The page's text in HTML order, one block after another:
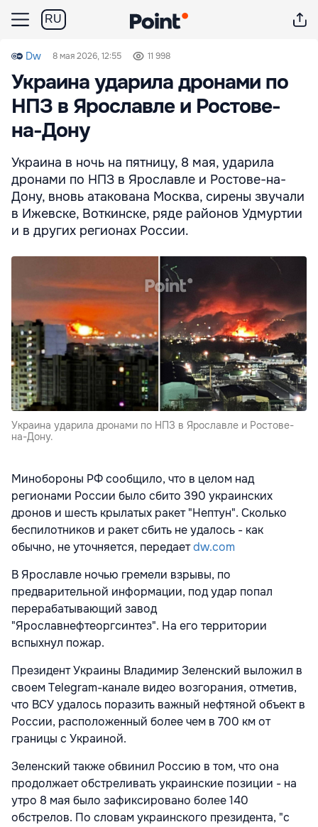
RU
Dw 8 мая 2026, 12:55 11 998
Украина ударила дронами по
НПЗ в Ярославле и Ростове-
на-Дону
Украина в ночь на пятницу, 8 мая, ударила
дронами по НПЗ в Ярославле и Ростове-на-
Дону, вновь атакована Москва, сирены звучали
в Ижевске, Воткинске, ряде районов Удмуртии
и в других регионах России.
Украина ударила дронами по НПЗ в Ярославле и Ростове-
на-Дону.
Минобороны РФ сообщило, что в целом над
регионами России было сбито 390 украинских
дронов и шесть крылатых ракет "Нептун". Сколько
беспилотников и ракет сбить не удалось - как
обычно, не уточняется, передаетdw.com
В Ярославле ночью гремели взрывы, по
предварительной информации, под удар попал
перерабатывающий завод
"Ярославнефтеоргсинтез". На его территории
вспыхнул пожар.
Президент Украины Владимир Зеленский выложил в
своем Telegram-канале видео возгорания, отметив,
что ВСУ удалось поразить важный нефтяной объект в
России, расположенный более чем в 700 км от
границы с Украиной.
Зеленский также обвинил Россию в том, что она
продолжает обстреливать украинские позиции - на
утро 8 мая было зафиксировано более 140
обстрелов. По словам украинского президента, "с